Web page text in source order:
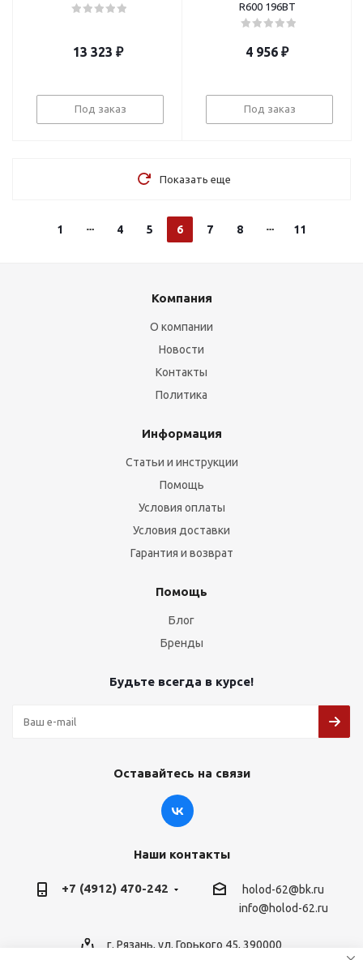
13 323 ₽
Под заказ
R600 196BT
4 956 ₽
Под заказ
Показать еще
1 4 5 6 7 8 11
Компания
О компании
Новости
Контакты
Политика
Информация
Статьи и инструкции
Помощь
Условия оплаты
Условия доставки
Гарантия и возврат
Помощь
Блог
Бренды
Будьте всегда в курсе!
Оставайтесь на связи
Наши контакты
+7 (4912) 470-242
holod-62@bk.ru
info@holod-62.ru
г. Рязань, ул. Горького 45, 390000